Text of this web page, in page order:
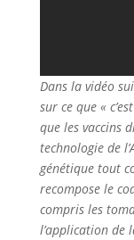
Dans la vidéo
sur ce que «
que les vaccins
technologie de
génétique tout
recompose le
compris les
l’application de